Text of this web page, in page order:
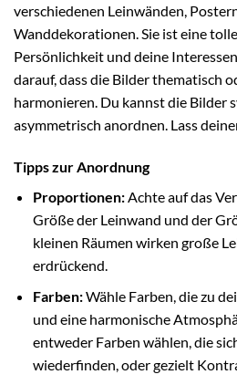
verschiedenen Leinwänden,
Wanddekorationen. Sie ist eine
Persönlichkeit und deine
darauf, dass die Bilder thematisch
harmonieren. Du kannst die Bilder
asymmetrisch anordnen. Lass
Tipps zur Anordnung
Proportionen:Achte auf das
Größe der Leinwand und der
kleinen Räumen wirken große
erdrückend.
Farben:Wähle Farben, die zu
und eine harmonische
entweder Farben wählen, die
wiederfinden, oder gezielt